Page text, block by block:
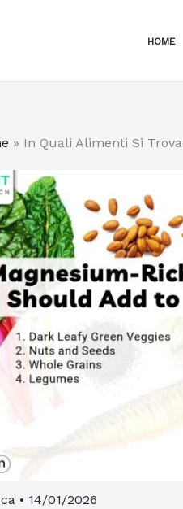
HOME
» In Quali Alimenti Si
• 14/01/2026